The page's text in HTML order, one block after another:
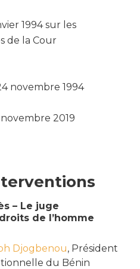
1994 sur les
de la Cour
novembre 1994
2019
– Le juge
de l’homme
Djogbenou, Président
du Bénin